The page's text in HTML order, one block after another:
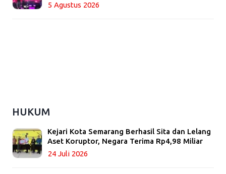
5 Agustus 2026
HUKUM
Kejari Kota Semarang Berhasil Sita dan Lelang
Aset Koruptor, Negara Terima Rp4,98 Miliar
24 Juli 2026